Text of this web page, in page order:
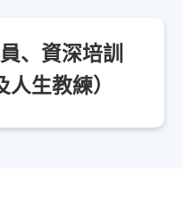
、資深培訓
生教練）